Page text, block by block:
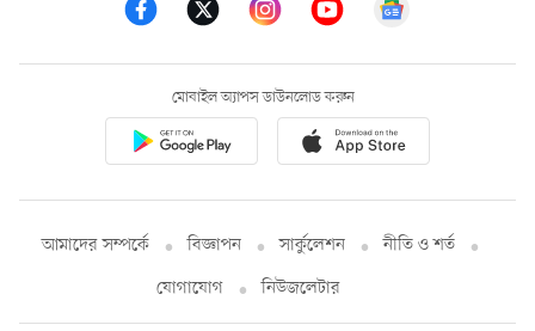
মোবাইল অ্যাপস ডাউনলোড করুন
আমাদের সম্পর্কে বিজ্ঞাপন সার্কুলেশন
নীতি ও শর্ত
যোগাযোগ
নিউজলেটার